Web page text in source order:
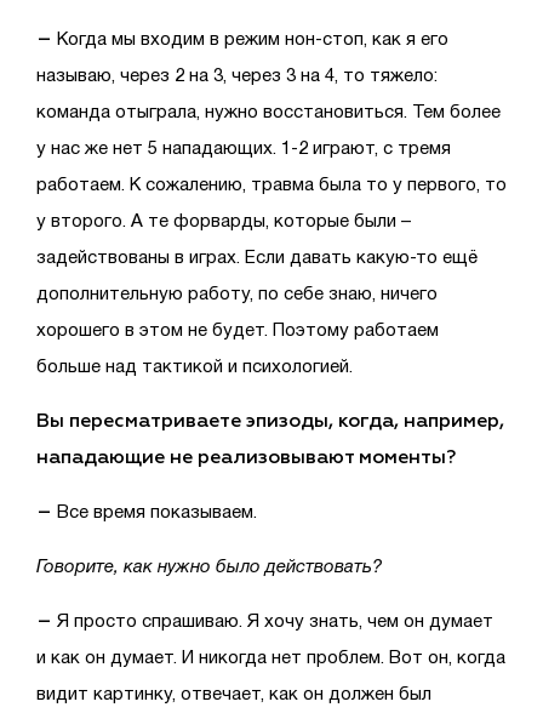
– Когда мы входим в режим нон-стоп, как я его
называю, через 2 на 3, через 3 на 4, то тяжело:
команда отыграла, нужно восстановиться. Тем более
у нас же нет 5 нападающих. 1-2 играют, с тремя
работаем. К сожалению, травма была то у первого, то
у второго. А те форварды, которые были –
задействованы в играх. Если давать какую-то ещё
дополнительную работу, по себе знаю, ничего
хорошего в этом не будет. Поэтому работаем
больше над тактикой и психологией.
Вы пересматриваете эпизоды, когда, например,
нападающие не реализовывают моменты?
– Все время показываем.
Говорите, как нужно было действовать?
– Я просто спрашиваю. Я хочу знать, чем он думает
и как он думает. И никогда нет проблем. Вот он, когда
видит картинку, отвечает, как он должен был